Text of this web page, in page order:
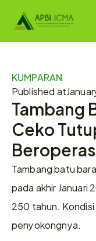
KUMPARAN
Published at
Tambang
Ceko
Tambang batu
pada akhir Januari
250 tahun. Kondisi
penyokongnya.